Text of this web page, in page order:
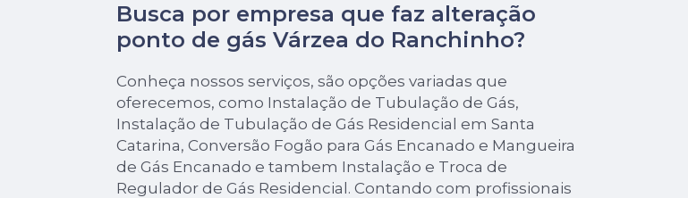
Busca por empresa que faz alteração
ponto de gás Várzea do Ranchinho?
Conheça nossos serviços, são opções variadas que
oferecemos, como Instalação de Tubulação de Gás,
Instalação de Tubulação de Gás Residencial em Santa
Catarina, Conversão Fogão para Gás Encanado e Mangueira
de Gás Encanado e tambem Instalação e Troca de
Regulador de Gás Residencial. Contando com profissionais